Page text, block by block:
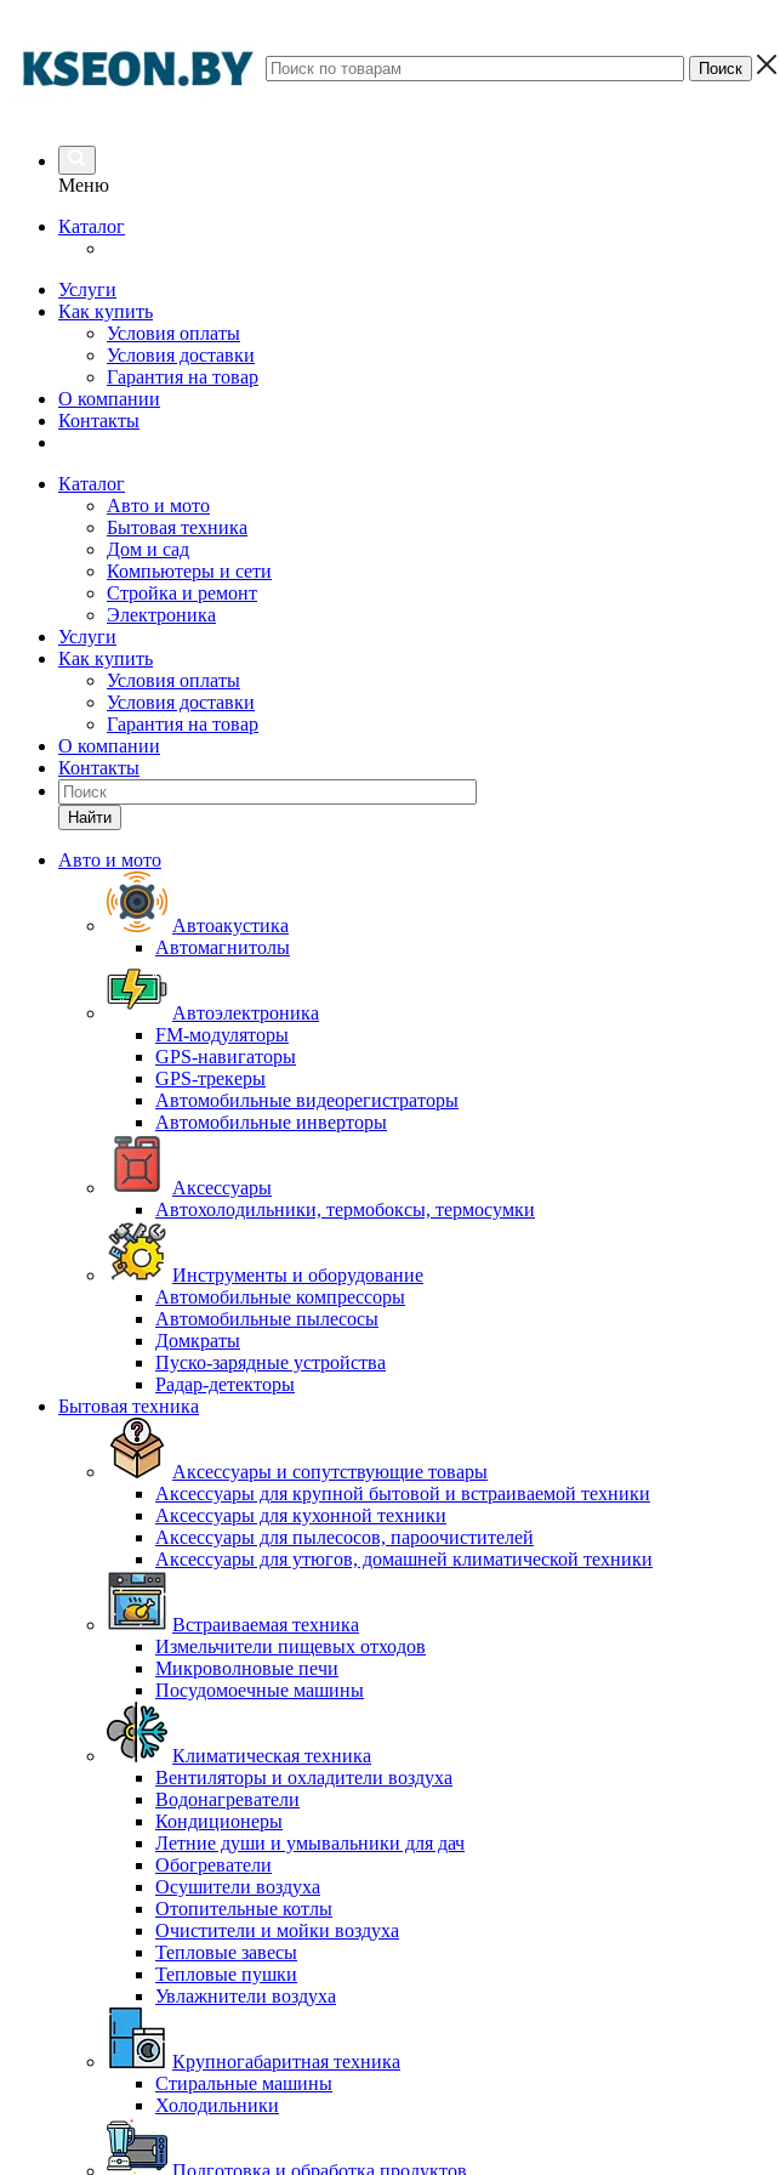
Меню
Каталог
Услуги
Как купить
Условия оплаты
Условия доставки
Гарантия на товар
О компании
Контакты
Каталог
Авто и мото
Бытовая техника
Дом и сад
Компьютеры и сети
Стройка и ремонт
Электроника
Услуги
Как купить
Условия оплаты
Условия доставки
Гарантия на товар
О компании
Контакты
Найти
Авто и мото
Автоакустика
Автомагнитолы
Автоэлектроника
FM-модуляторы
GPS-навигаторы
GPS-трекеры
Автомобильные видеорегистраторы
Автомобильные инверторы
Аксессуары
Автохолодильники, термобоксы, термосумки
Инструменты и оборудование
Автомобильные компрессоры
Автомобильные пылесосы
Домкраты
Пуско-зарядные устройства
Радар-детекторы
Бытовая техника
Аксессуары и сопутствующие товары
Аксессуары для крупной бытовой и встраиваемой техники
Аксессуары для кухонной техники
Аксессуары для пылесосов, пароочистителей
Аксессуары для утюгов, домашней климатической техники
Встраиваемая техника
Измельчители пищевых отходов
Микроволновые печи
Посудомоечные машины
Климатическая техника
Вентиляторы и охладители воздуха
Водонагреватели
Кондиционеры
Летние души и умывальники для дач
Обогреватели
Осушители воздуха
Отопительные котлы
Очистители и мойки воздуха
Тепловые завесы
Тепловые пушки
Увлажнители воздуха
Крупногабаритная техника
Стиральные машины
Холодильники
Подготовка и обработка продуктов